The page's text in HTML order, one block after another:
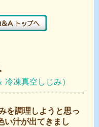
冷凍真空しじみ）
を調理しようと思っ
い汁が出てきまし